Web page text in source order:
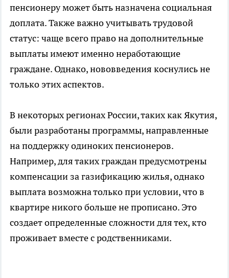
пенсионеру может быть назначена социальная
доплата. Также важно учитывать трудовой
статус: чаще всего право на дополнительные
выплаты имеют именно неработающие
граждане. Однако, нововведения коснулись не
только этих аспектов.
В некоторых регионах России, таких как Якутия,
были разработаны программы, направленные
на поддержку одиноких пенсионеров.
Например, для таких граждан предусмотрены
компенсации за газификацию жилья, однако
выплата возможна только при условии, что в
квартире никого больше не прописано. Это
создает определенные сложности для тех, кто
проживает вместе с родственниками.